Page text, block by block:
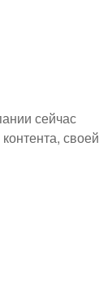
сейчас
своей